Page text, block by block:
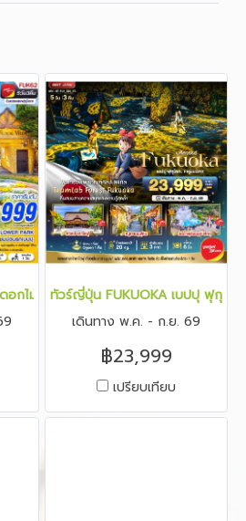
กไม้ สวยสับ (FREEDAY) 5 วัน 3 คืน
ทัวร์ญี่ปุ่น FUKUOKA เบปปุ ฟุกุโอก
เดินทาง พ.ค. - ก.ย. 69
฿23,999
เปรียบเทียบ